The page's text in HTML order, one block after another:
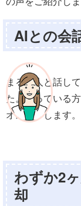
AIとの会
まるで人と話し
た。迷っている
オススメします。
わずか2
却